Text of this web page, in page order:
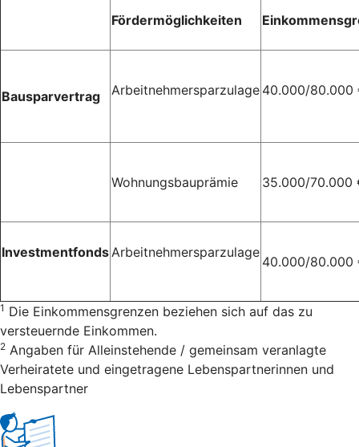
Fördermöglichkeiten
Bausparvertrag Arbeitnehmersparzulage 40.000/80.000
Wohnungsbauprämie 35.000/70.000
Investmentfonds Arbeitnehmersparzulage
40.000/80.000
1 Die Einkommensgrenzen beziehen sich auf das zu
versteuernde Einkommen.
2 Angaben für Alleinstehende / gemeinsam veranlagte
Verheiratete und eingetragene Lebenspartnerinnen und
Lebenspartner